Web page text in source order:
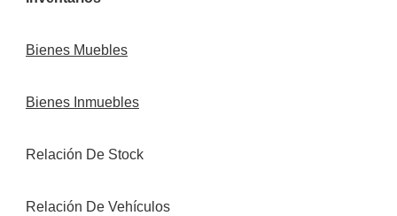
Bienes Muebles
Bienes Inmuebles
Relación De Stock
Relación De Vehículos